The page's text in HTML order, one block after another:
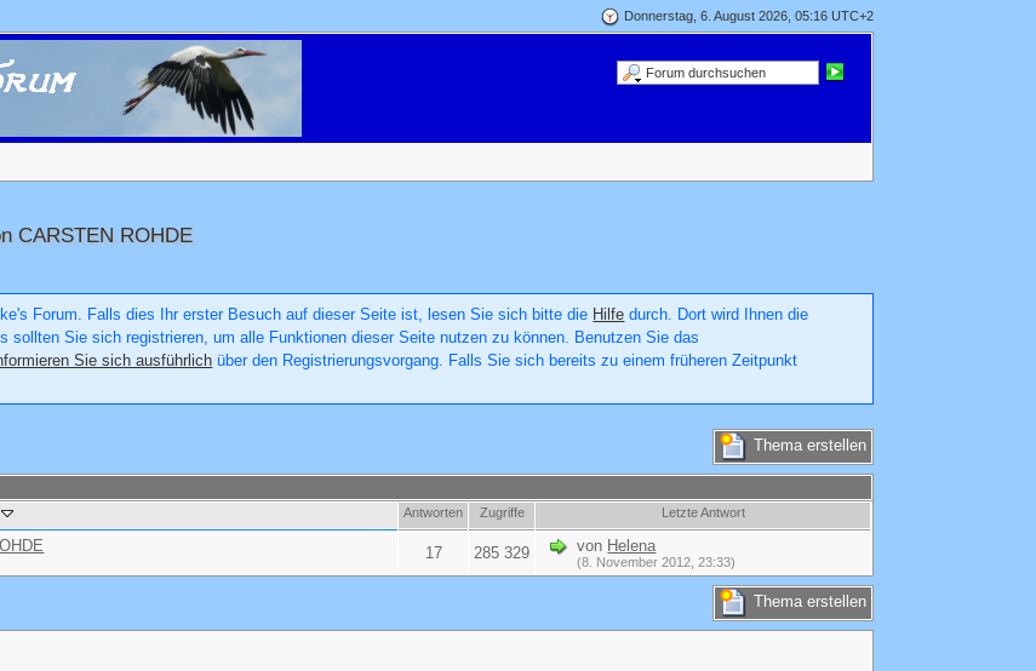
Donnerstag, 6. August 2026, 05:16 UTC+2
CARSTEN ROHDE
Forum. Falls dies Ihr erster Besuch auf dieser Seite ist, lesen Sie sich bitte die Hilfe durch. Dort wird Ihnen die
sollten Sie sich registrieren, um alle Funktionen dieser Seite nutzen zu können. Benutzen Sie das
Sie sich ausführlich über den Registrierungsvorgang. Falls Sie sich bereits zu einem früheren Zeitpunkt
Thema erstellen
Antworten Zugriffe Letzte Antwort
17 285 329 von Helena
(8. November 2012, 23:33)
Thema erstellen